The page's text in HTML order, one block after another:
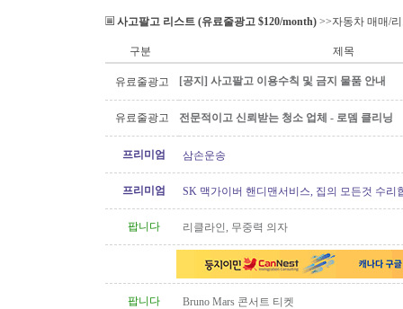
사고팔고 리스트 (유료줄광고 $120/month) >>자동차 매매/
구분 제목
유료줄광고 [공지] 사고팔고 이용수칙 및 금지 물품 안내
유료줄광고 전문적이고 신뢰받는 청소 업체 - 로뎀 클리닝
프리미엄 삼손운송
프리미엄 SK 맥가이버 핸디맨서비스, 집의 모든것 수리
팝니다 리클라인, 무중력 의자
팝니다 Bruno Mars 콘서트 티켓